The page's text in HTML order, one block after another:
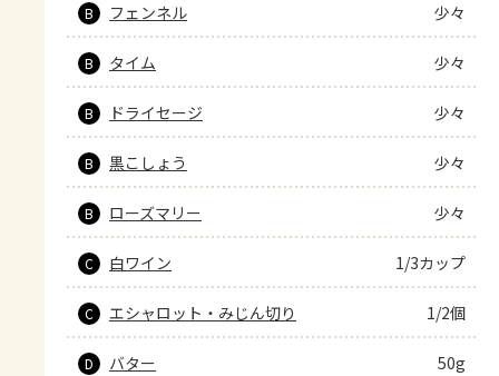
B フェンネル 少々
B タイム 少々
B ドライセージ 少々
B 黒こしょう 少々
B ローズマリー 少々
C 白ワイン 1/3カップ
C エシャロット・みじん切り 1/2個
D バター 50g